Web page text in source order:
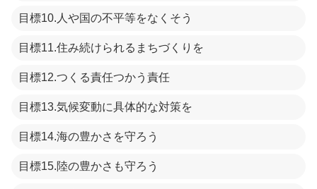
目標10.人や国の不平等をなくそう
目標11.住み続けられるまちづくりを
目標12.つくる責任つかう責任
目標13.気候変動に具体的な対策を
目標14.海の豊かさを守ろう
目標15.陸の豊かさも守ろう